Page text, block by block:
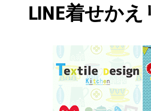
LINE着せか